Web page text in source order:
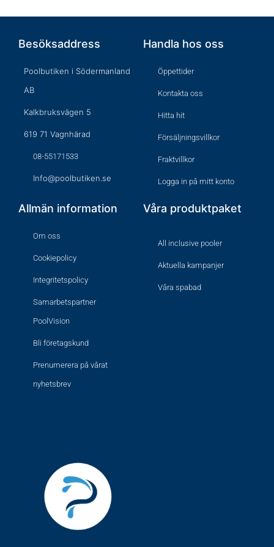
Besöksaddress
Poolbutiken i Södermanland
AB
Kalkbruksvägen 5
619 71 Vagnhärad
08-55171533
Info@poolbutiken.se
Handla hos oss
Öppettider
Kontakta oss
Hitta hit
Försäljningsvillkor
Fraktvillkor
Logga in på mitt konto
Allmän information
Om oss
Cookiepolicy
Integritetspolicy
Samarbetspartner
PoolVision
Bli företagskund
Prenumerera på vårat
nyhetsbrev
Våra produktpaket
All inclusive pooler
Aktuella kampanjer
Våra spabad